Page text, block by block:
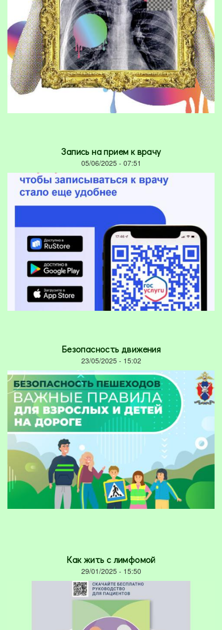
Запись на прием к врачу
05/06/2025 - 07:51
Безопасность движения
23/05/2025 - 15:02
Как жить с лимфомой
29/01/2025 - 15:50